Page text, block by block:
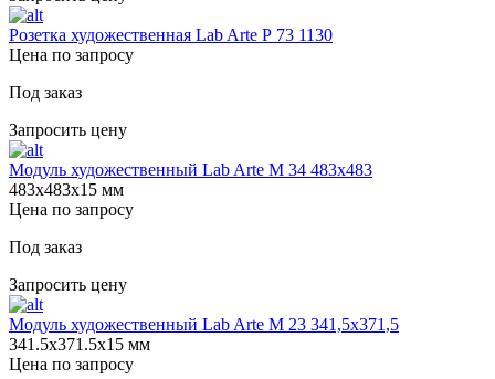
Розетка художественная Lab Arte Р 73 1130
Цена по запросу
Под заказ
Запросить цену
Модуль художественный Lab Arte М 34 483х483
483х483х15 мм
Цена по запросу
Под заказ
Запросить цену
Модуль художественный Lab Arte М 23 341,5х371,5
341.5х371.5х15 мм
Цена по запросу